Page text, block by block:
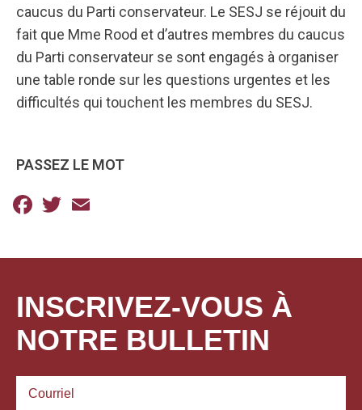
caucus du Parti conservateur. Le SESJ se réjouit du
fait que Mme Rood et d’autres membres du caucus
du Parti conservateur se sont engagés à organiser
une table ronde sur les questions urgentes et les
difficultés qui touchent les membres du SESJ.
PASSEZ LE MOT
Facebook
Twitter
INSCRIVEZ-VOUS À
NOTRE BULLETIN